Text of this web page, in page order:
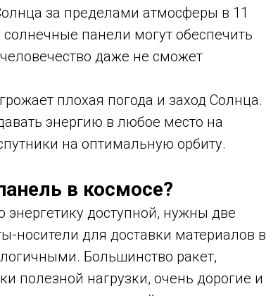
за пределами атмосферы в 11
панели могут обеспечить
даже не сможет
плохая погода и заход Солнца.
энергию в любое место на
на оптимальную орбиту.
в космосе?
доступной, нужны две
носители для доставки материалов в
Большинство ракет,
полезной нагрузки, очень дорогие и